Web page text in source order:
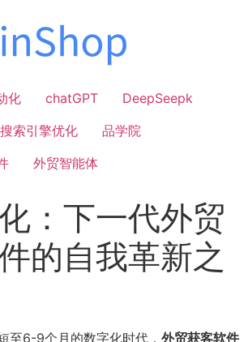
化
chatGPT
DeepSeepk
索引擎优化
品学院
外贸智能体
：下一代外贸
的自我革新之
至6-9个月的数字化时代， 外贸获客软件